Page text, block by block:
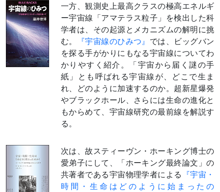
一方、観測史上最高クラスの極高エネルギ
ー宇宙線「アマテラス粒子」を検出した科
学者は、その起源とメカニズムの解明に挑
む。
『宇宙線のひみつ』 では、ビッグバン
を探る手がかりにもなる宇宙線についてわ
かりやすく紹介。「宇宙から届く謎の手
紙」とも呼ばれる宇宙線が、どこで生ま
れ、どのように加速するのか。超新星爆発
やブラックホール、さらには生命の進化と
もからめて、宇宙線研究の最前線を解説す
る。
次は、故スティーヴン・ホーキング博士の
愛弟子にして、「ホーキング最終論文」の
共著者である宇宙物理学者による 『宇宙・
時間・生命はどのように始まったの